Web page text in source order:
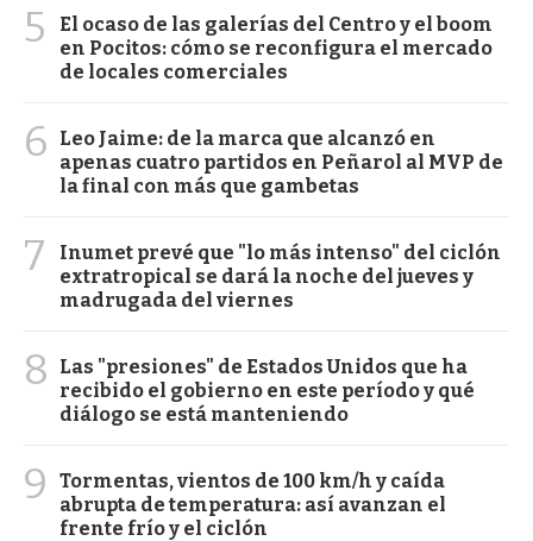
5
El ocaso de las galerías del Centro y el boom
en Pocitos: cómo se reconfigura el mercado
de locales comerciales
6
Leo Jaime: de la marca que alcanzó en
apenas cuatro partidos en Peñarol al MVP de
la final con más que gambetas
7
Inumet prevé que "lo más intenso" del ciclón
extratropical se dará la noche del jueves y
madrugada del viernes
8
Las "presiones" de Estados Unidos que ha
recibido el gobierno en este período y qué
diálogo se está manteniendo
9
Tormentas, vientos de 100 km/h y caída
abrupta de temperatura: así avanzan el
frente frío y el ciclón